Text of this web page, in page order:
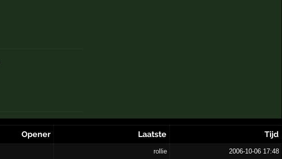
Opener Laatste Tijd
rollie 2006-10-06 17:48